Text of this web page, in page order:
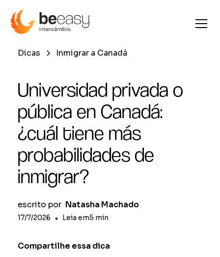
Dicas Inmigrar a Canadá
Universidad privada o
pública en Canadá:
¿cuál tiene más
probabilidades de
inmigrar?
escrito por Natasha Machado
17/7/2026 • Leia em5 min
Compartilhe essa dica